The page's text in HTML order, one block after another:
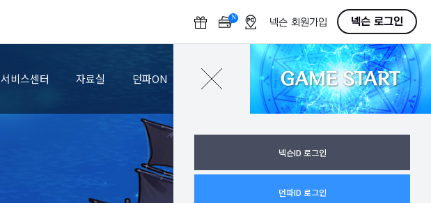
N
F
넥슨 회원가입 넥슨 로그인
서비스센터 자료실 던파ON GAME START
로그인
넥슨ID 로그인
던파ID 로그인